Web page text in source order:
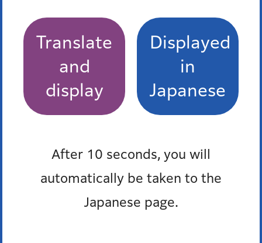
Translate
and
display
Displayed
in
Japanese
After 10 seconds, you will
automatically be taken to the
Japanese page.
います
表参道駅「赤坂青山 美しいまち マナーのまち」キャ
ンペーンを実施しました
赤坂見附駅「赤坂青山美しいまちマナーのまち」キ
ャンペーンを実施しました
ンペーンを実施しました
施設案内・予約
入浴券の支給サービスについて知りたい。